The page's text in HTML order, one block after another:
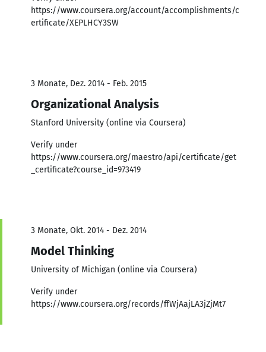
https://www.coursera.org/account/accomplishments/c
ertificate/XEPLHCY3SW
3 Monate, Dez. 2014 - Feb. 2015
Organizational Analysis
Stanford University (online via Coursera)
Verify under
https://www.coursera.org/maestro/api/certificate/get
_certificate?course_id=973419
3 Monate, Okt. 2014 - Dez. 2014
Model Thinking
University of Michigan (online via Coursera)
Verify under
https://www.coursera.org/records/ffWjAajLA3jZjMt7